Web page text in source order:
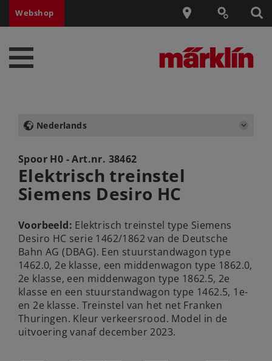
Webshop
Nederlands
Spoor H0 - Art.nr. 38462
Elektrisch treinstel
Siemens Desiro HC
Voorbeeld: Elektrisch treinstel type Siemens
Desiro HC serie 1462/1862 van de Deutsche
Bahn AG (DBAG). Een stuurstandwagon type
1462.0, 2e klasse, een middenwagon type 1862.0,
2e klasse, een middenwagon type 1862.5, 2e
klasse en een stuurstandwagon type 1462.5, 1e-
en 2e klasse. Treinstel van het net Franken
Thuringen. Kleur verkeersrood. Model in de
uitvoering vanaf december 2023.